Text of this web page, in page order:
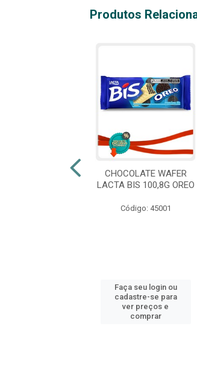
Produtos
CHOCOLATE WAFER
LACTA BIS 100,8G OREO
Código: 45001
Faça seu login ou
cadastre-se para
ver preços e
comprar